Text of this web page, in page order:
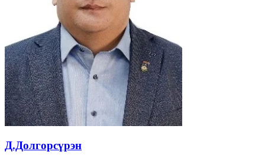
Д.Долгорсүрэн